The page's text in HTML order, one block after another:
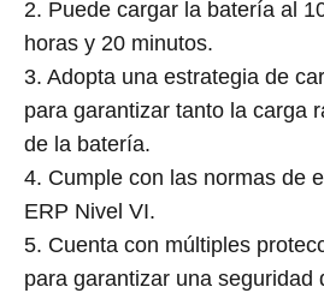
2. Puede cargar la batería al
horas y 20 minutos.
3. Adopta una estrategia de
para garantizar tanto la carga
de la batería.
4. Cumple con las normas de
ERP Nivel VI.
5. Cuenta con múltiples
para garantizar una seguridad